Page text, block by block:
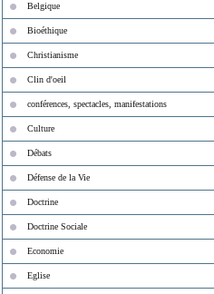
Belgique
Bioéthique
Christianisme
Clin d'oeil
conférences, spectacles, manifestations
Culture
Débats
Défense de la Vie
Doctrine
Doctrine Sociale
Economie
Eglise